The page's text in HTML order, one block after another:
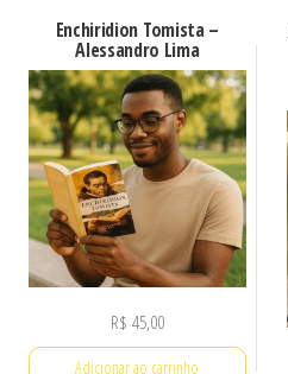
Enchiridion Tomista –
Alessandro Lima
R$ 45,00
Adicionar ao carrinho